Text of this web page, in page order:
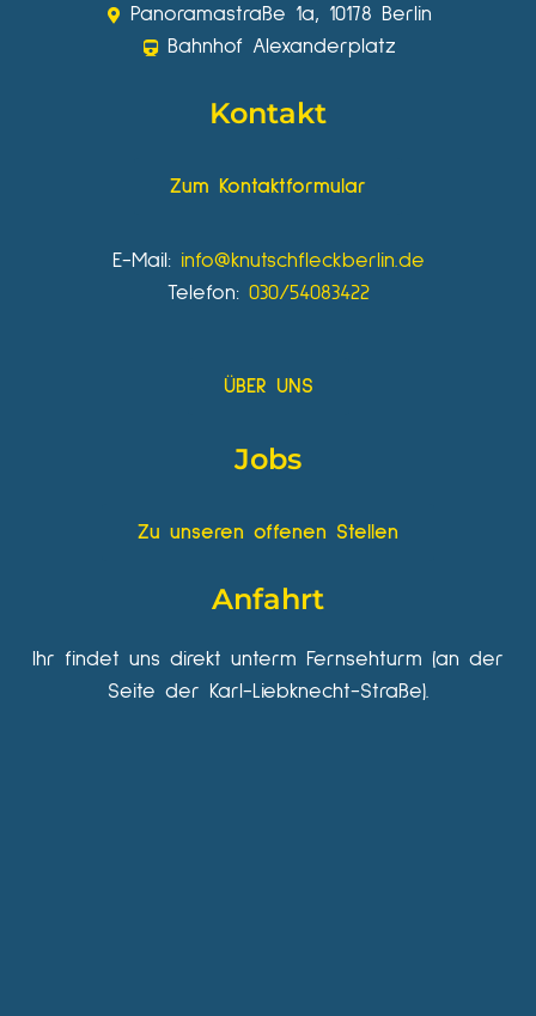
Panoramastraße 1a, 10178 Berlin
Bahnhof Alexanderplatz
Kontakt
Zum Kontaktformular
E-Mail: info@knutschfleckberlin.de
Telefon: 030/54083422
ÜBER UNS
Jobs
Zu unseren offenen Stellen
Anfahrt
Ihr findet uns direkt unterm Fernsehturm (an der
Seite der Karl-Liebknecht-Straße).